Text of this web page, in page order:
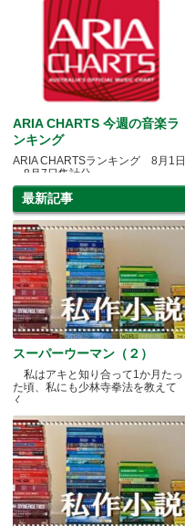
ARIA CHARTS 今週の音楽ラ
ンキング
ARIA CHARTSランキング 8月1日
～8月7日集計分
最新記事
スーパーウーマン（２）
私はアキと知り合って1か月たっ
た頃、私にも少林寺拳法を教えて
く.....